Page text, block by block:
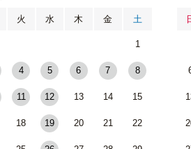
火 水 木 金 土
1
4 5 6 7 8
11 12 13 14 15
18 19 20 21 22